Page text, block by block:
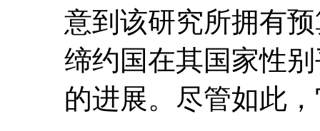
意到该研究所拥有
缔约国在其国家性
的进展。尽管如此